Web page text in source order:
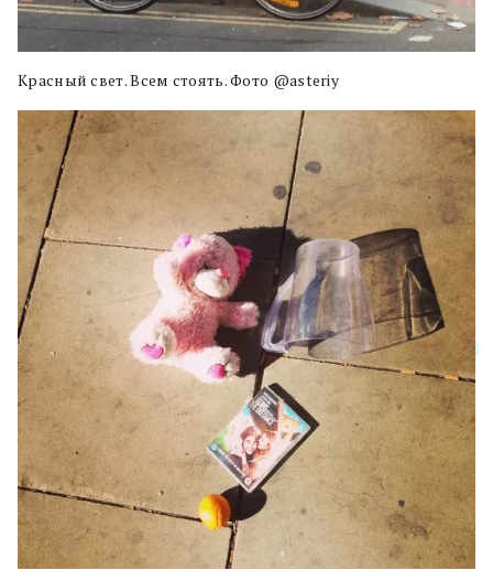
Красный свет. Всем стоять. Фото @asteriy